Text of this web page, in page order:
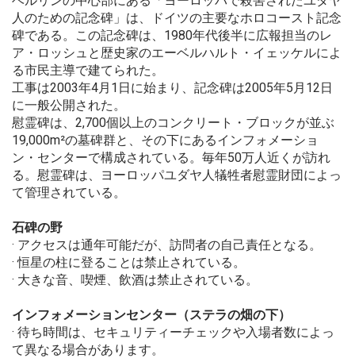
人のための記念碑」は、ドイツの主要なホロコースト記念
碑である。この記念碑は、1980年代後半に広報担当のレ
ア・ロッシュと歴史家のエーベルハルト・イェッケルによ
る市民主導で建てられた。
工事は2003年4月1日に始まり、記念碑は2005年5月12日
に一般公開された。
慰霊碑は、2,700個以上のコンクリート・ブロックが並ぶ
19,000m²の墓碑群と、その下にあるインフォメーショ
ン・センターで構成されている。毎年50万人近くが訪れ
る。慰霊碑は、ヨーロッパユダヤ人犠牲者慰霊財団によっ
て管理されている。
石碑の野
· アクセスは通年可能だが、訪問者の自己責任となる。
· 恒星の柱に登ることは禁止されている。
· 大きな音、喫煙、飲酒は禁止されている。
インフォメーションセンター（ステラの畑の下）
· 待ち時間は、セキュリティーチェックや入場者数によっ
て異なる場合があります。